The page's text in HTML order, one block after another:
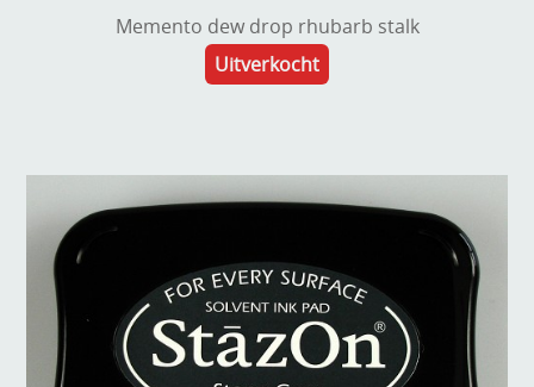
Memento dew drop rhubarb stalk
Uitverkocht